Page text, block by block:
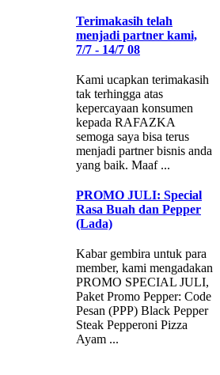
Terimakasih telah
menjadi partner kami,
7/7 - 14/7 08
Kami ucapkan terimakasih
tak terhingga atas
kepercayaan konsumen
kepada RAFAZKA
semoga saya bisa terus
menjadi partner bisnis anda
yang baik. Maaf ...
PROMO JULI: Special
Rasa Buah dan Pepper
(Lada)
Kabar gembira untuk para
member, kami mengadakan
PROMO SPECIAL JULI,
Paket Promo Pepper: Code
Pesan (PPP) Black Pepper
Steak Pepperoni Pizza
Ayam ...